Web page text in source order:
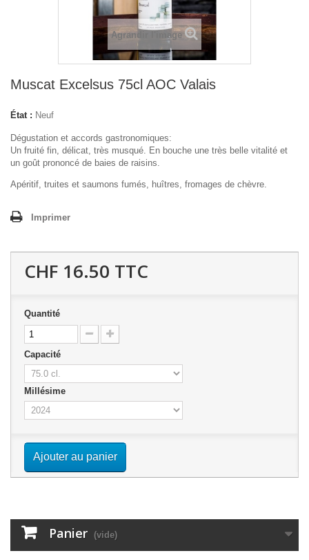
Agrandir l'image
Muscat Excelsus 75cl AOC Valais
État : Neuf
Dégustation et accords gastronomiques:
Un fruité fin, délicat, très musqué. En bouche une très belle vitalité et
un goût prononcé de baies de raisins.
Apéritif, truites et saumons fumés, huîtres, fromages de chèvre.
Imprimer
CHF 16.50 TTC
Quantité
Capacité
Millésime
Ajouter au panier
Panier (vide)